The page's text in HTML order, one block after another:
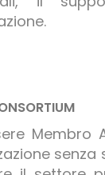
Membro